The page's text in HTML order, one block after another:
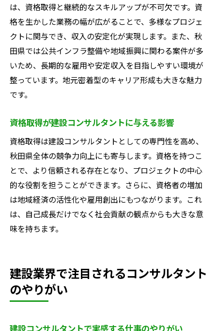
は、資格取得と継続的なスキルアップが不可欠です。資
格を生かした業務の幅が広がることで、多様なプロジェ
クトに関与でき、収入の安定化が実現します。また、秋
田県では公共インフラ整備や地域振興に関わる案件が多
いため、長期的な雇用や安定収入を目指しやすい環境が
整っています。地元密着型のキャリア形成も大きな魅力
です。
資格取得が建設コンサルタントに与える影響
資格取得は建設コンサルタントとしての専門性を高め、
秋田県全体の競争力向上にも寄与します。資格を持つこ
とで、より信頼される存在となり、プロジェクトの中心
的な役割を担うことができます。さらに、資格者の増加
は地域経済の活性化や雇用創出にもつながります。これ
は、自己成長だけでなく社会貢献の観点からも大きな意
味を持ちます。
建設業界で注目されるコンサルタント
のやりがい
建設コンサルタントで実感する仕事のやりがい